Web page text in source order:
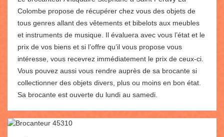
Colombe propose de récupérer chez vous des objets de
tous genres allant des vêtements et bibelots aux meubles
et instruments de musique. Il évaluera avec vous l’état et le
prix de vos biens et si l’offre qu’il vous propose vous
intéresse, vous recevrez immédiatement le prix de ceux-ci.
Vous pouvez aussi vous rendre auprès de sa brocante si
collectionner des objets divers, plus ou moins en bon état.
Sa brocante est ouverte du lundi au samedi.